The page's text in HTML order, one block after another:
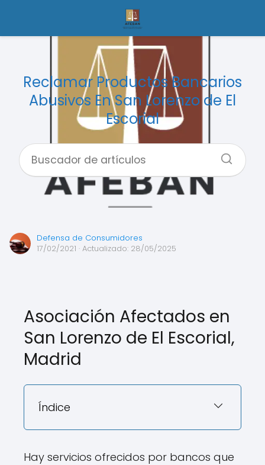
Reclamar Productos Bancarios
Abusivos En San Lorenzo de El
Escorial
Defensa de Consumidores
17/02/2021 · Actualizado: 28/05/2025
Asociación Afectados en
San Lorenzo de El Escorial,
Madrid
Índice
Hay servicios ofrecidos por bancos que